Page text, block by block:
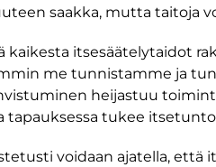
saakka, mutta taitoja
kaikesta itsesäätelytaidot
me tunnistamme ja
heijastuu
tapauksessa tukee
voidaan ajatella, että